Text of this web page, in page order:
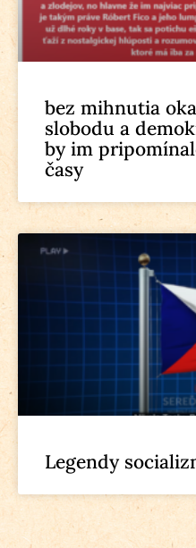
bez mihnutia
slobodu a
by im
časy
Legendy